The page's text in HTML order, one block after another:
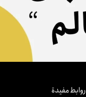
روابط مفيدة